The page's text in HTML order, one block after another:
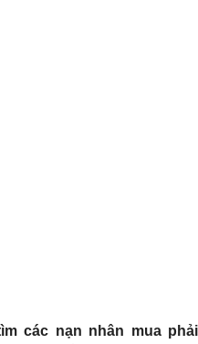
các nạn nhân mua phải